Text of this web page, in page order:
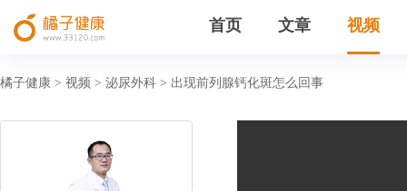
首页 文章 视频
橘子健康 > 视频 > 泌尿外科 > 出现前列腺钙化斑怎么回事